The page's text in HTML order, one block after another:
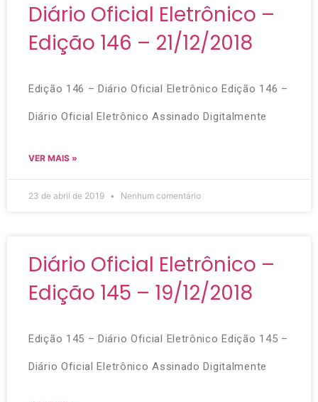
Diário Oficial Eletrônico –
Edição 146 – 21/12/2018
Edição 146 – Diário Oficial Eletrônico Edição 146 –
Diário Oficial Eletrônico Assinado Digitalmente
VER MAIS »
23 de abril de 2019 Nenhum comentário
Diário Oficial Eletrônico –
Edição 145 – 19/12/2018
Edição 145 – Diário Oficial Eletrônico Edição 145 –
Diário Oficial Eletrônico Assinado Digitalmente